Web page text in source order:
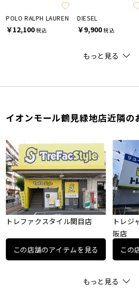
POLO RALPH LAUREN
￥12,100税込
DIESEL
￥9,900税込
もっと見る
イオンモール鶴見緑地店近隣の
トレファクスタイル関目店
この店舗のアイテムを見る
トレジ
阪店
この
もっと見る